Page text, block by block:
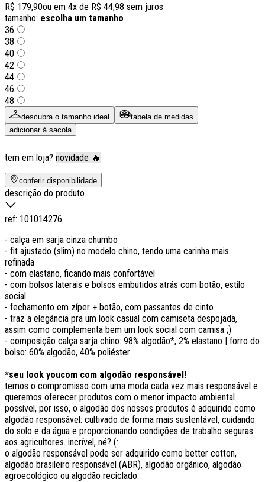
R$ 179,90ou em 4x de R$ 44,98 sem juros
tamanho: escolha um tamanho
36
38
40
42
44
46
48
descubra o tamanho ideal
tabela de medidas
adicionar à sacola
tem em loja? novidade 🔥
conferir disponibilidade
descrição do produto
ref: 101014276
- calça em sarja cinza chumbo
- fit ajustado (slim) no modelo chino, tendo uma carinha mais
refinada
- com elastano, ficando mais confortável
- com bolsos laterais e bolsos embutidos atrás com botão, estilo
social
- fechamento em zíper + botão, com passantes de cinto
- traz a elegância pra um look casual com camiseta despojada,
assim como complementa bem um look social com camisa ;)
- composição calça sarja chino: 98% algodão*, 2% elastano | forro do
bolso: 60% algodão, 40% poliéster
*seu look youcom com algodão responsável!
temos o compromisso com uma moda cada vez mais responsável e
queremos oferecer produtos com o menor impacto ambiental
possível, por isso, o algodão dos nossos produtos é adquirido como
algodão responsável: cultivado de forma mais sustentável, cuidando
do solo e da água e proporcionando condições de trabalho seguras
aos agricultores. incrível, né? (:
o algodão responsável pode ser adquirido como better cotton,
algodão brasileiro responsável (ABR), algodão orgânico, algodão
agroecológico ou algodão reciclado.